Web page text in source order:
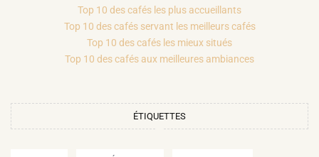
Top 10 des cafés les plus accueillants
Top 10 des cafés servant les meilleurs cafés
Top 10 des cafés les mieux situés
Top 10 des cafés aux meilleures ambiances
ÉTIQUETTES